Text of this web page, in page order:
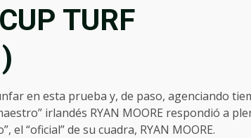
TURF
en esta prueba y, de paso, agenciando
irlandés RYAN MOORE respondió a
el “oficial” de su cuadra, RYAN MOORE.